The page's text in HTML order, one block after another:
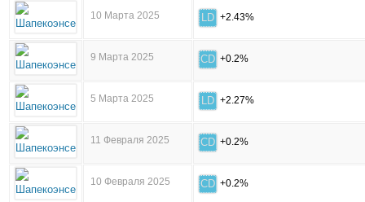
10 Марта 2025 LD +2.43%
9 Марта 2025 CD +0.2%
5 Марта 2025 LD +2.27%
11 Февраля 2025 CD +0.2%
10 Февраля 2025 CD +0.2%